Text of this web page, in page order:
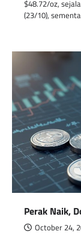
$48.72/oz,
(23/10),
Perak Naik,
October 24,